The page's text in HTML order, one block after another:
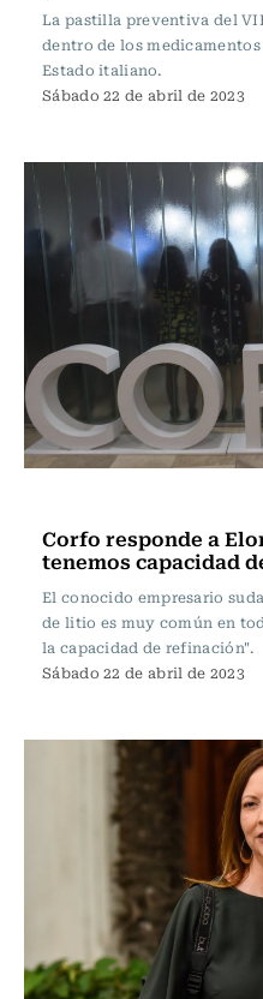
La pastilla preventiva del
dentro de los
Estado italiano.
Sábado 22 de abril de 2023
Corfo responde a
tenemos capacidad
El conocido empresario
de litio es muy común en
la capacidad de refinación".
Sábado 22 de abril de 2023